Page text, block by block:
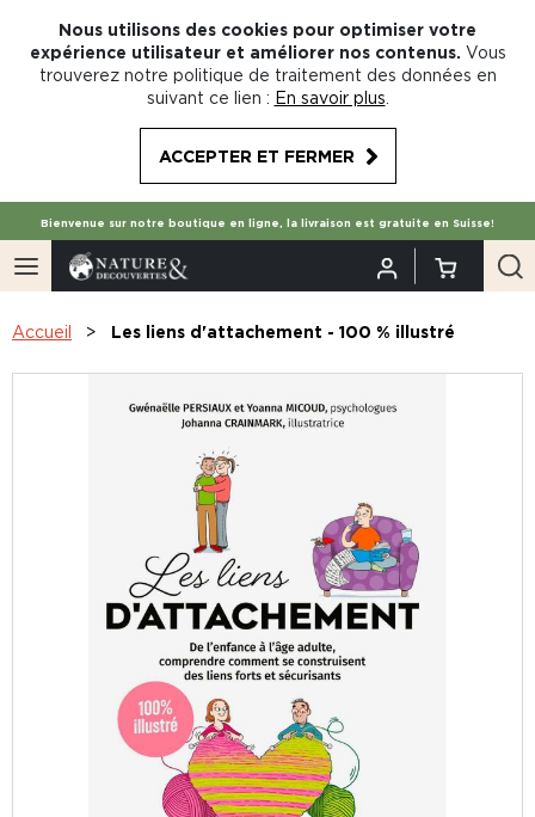
Nous utilisons des cookies pour optimiser votre
expérience utilisateur et améliorer nos contenus. Vous
trouverez notre politique de traitement des données en
suivant ce lien : En savoir plus
ACCEPTER ET FERMER
Bienvenue sur notre boutique en ligne, la livraison est gratuite en Suisse!
Accueil Les liens d'attachement - 100 % illustré